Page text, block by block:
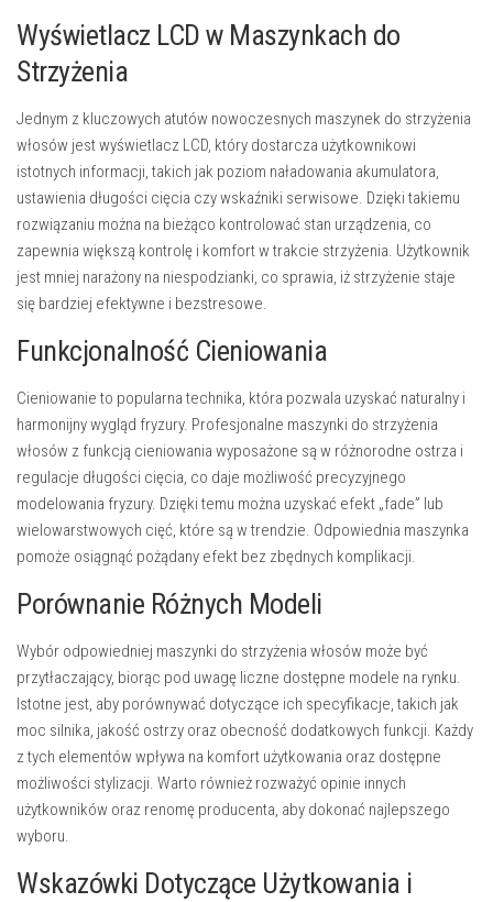
Wyświetlacz LCD w Maszynkach do
Strzyżenia
Jednym z kluczowych atutów nowoczesnych maszynek do strzyżenia
włosów jest wyświetlacz LCD, który dostarcza użytkownikowi
istotnych informacji, takich jak poziom naładowania akumulatora,
ustawienia długości cięcia czy wskaźniki serwisowe. Dzięki takiemu
rozwiązaniu można na bieżąco kontrolować stan urządzenia, co
zapewnia większą kontrolę i komfort w trakcie strzyżenia. Użytkownik
jest mniej narażony na niespodzianki, co sprawia, iż strzyżenie staje
się bardziej efektywne i bezstresowe.
Funkcjonalność Cieniowania
Cieniowanie to popularna technika, która pozwala uzyskać naturalny i
harmonijny wygląd fryzury. Profesjonalne maszynki do strzyżenia
włosów z funkcją cieniowania wyposażone są w różnorodne ostrza i
regulacje długości cięcia, co daje możliwość precyzyjnego
modelowania fryzury. Dzięki temu można uzyskać efekt „fade” lub
wielowarstwowych cięć, które są w trendzie. Odpowiednia maszynka
pomoże osiągnąć pożądany efekt bez zbędnych komplikacji.
Porównanie Różnych Modeli
Wybór odpowiedniej maszynki do strzyżenia włosów może być
przytłaczający, biorąc pod uwagę liczne dostępne modele na rynku.
Istotne jest, aby porównywać dotyczące ich specyfikacje, takich jak
moc silnika, jakość ostrzy oraz obecność dodatkowych funkcji. Każdy
z tych elementów wpływa na komfort użytkowania oraz dostępne
możliwości stylizacji. Warto również rozważyć opinie innych
użytkowników oraz renomę producenta, aby dokonać najlepszego
wyboru.
Wskazówki Dotyczące Użytkowania i